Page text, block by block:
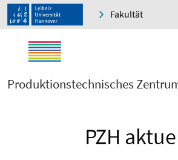
Fakultät
Produktionstechnisches
PZH